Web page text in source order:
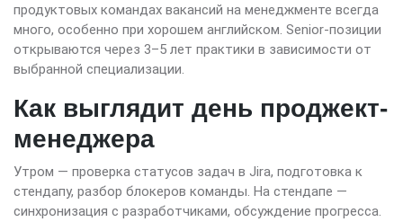
продуктовых командах вакансий на менеджменте всегда
много, особенно при хорошем английском. Senior-позиции
открываются через 3–5 лет практики в зависимости от
выбранной специализации.
Как выглядит день проджект-
менеджера
Утром — проверка статусов задач в Jira, подготовка к
стендапу, разбор блокеров команды. На стендапе —
синхронизация с разработчиками, обсуждение прогресса.